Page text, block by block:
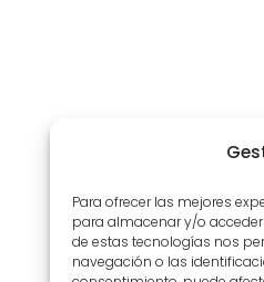
Para ofrecer las mejores
para almacenar y/o
de estas tecnologías nos
navegación o las